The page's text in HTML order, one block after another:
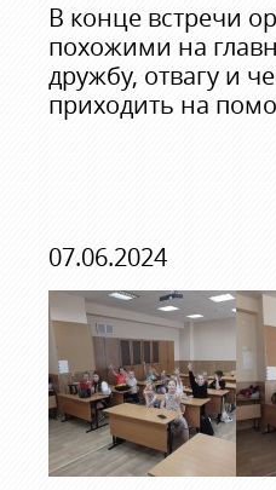
В конце встречи
похожими на
дружбу, отвагу и
приходить на
07.06.2024